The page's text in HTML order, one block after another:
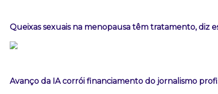
Queixas sexuais na menopausa têm tratamento, diz
Avanço da IA corrói financiamento do jornalismo